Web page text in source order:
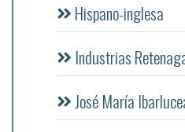
Hispano-inglesa
Industrias
José María